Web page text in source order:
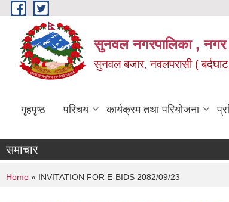
Skip to main content
सुनवल नगरपालिका , नगर
सुनवल बजार, नवलपरासी (
गृहपृष्ठ परिचय कार्यक्रम तथा परियोजना
समाचार
You are here
Home » INVITATION FOR E-BIDS 2082/09/23